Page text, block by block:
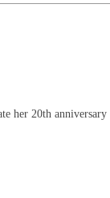
her 20th